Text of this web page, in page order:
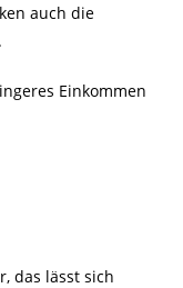
auch die
Einkommen
das lässt sich